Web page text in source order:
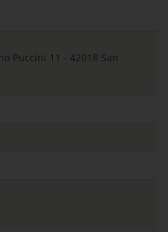
Puccini 11 - 42018 San